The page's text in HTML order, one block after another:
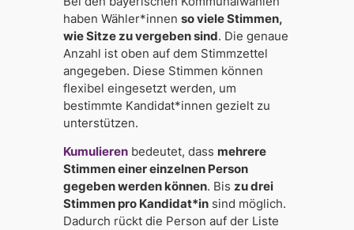
haben Wähler*innen so viele Stimmen,
wie Sitze zu vergeben sind. Die genaue
Anzahl ist oben auf dem Stimmzettel
angegeben. Diese Stimmen können
flexibel eingesetzt werden, um
bestimmte Kandidat*innen gezielt zu
unterstützen.
Kumulierenbedeutet, dass mehrere
Stimmen einer einzelnen Person
gegeben werden können. Bis zu drei
Stimmen pro Kandidat*insind möglich.
Dadurch rückt die Person auf der Liste